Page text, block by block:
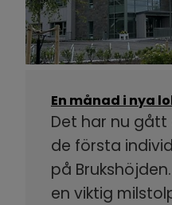
En månad i nya
Det har nu
de första
på
en viktig